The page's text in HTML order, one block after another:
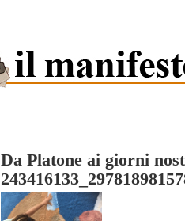
Da Platone ai giorni